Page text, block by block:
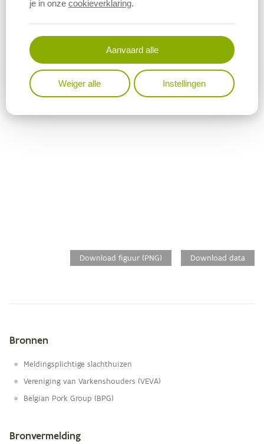
Download figuur (PNG) Download data
Metagegevens
Bronnen
Meldingsplichtige slachthuizen
Vereniging van Varkenshouders (VEVA)
Belgian Pork Group (BPG)
Bronvermelding
je in onze cookieverklaring.
Aanvaard alle
Weiger alle Instellingen